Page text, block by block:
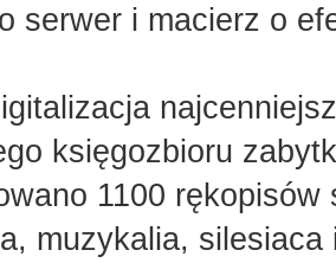
serwer i macierz o
księgozbioru
1100
muzykalia, silesiaca